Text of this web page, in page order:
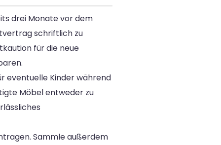
drei Monate vor dem
schriftlich zu
für die neue
eventuelle Kinder während
Möbel entweder zu
Sammle außerdem